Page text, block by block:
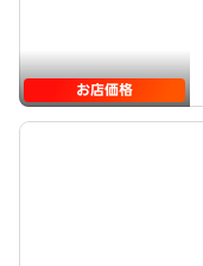
お店価格